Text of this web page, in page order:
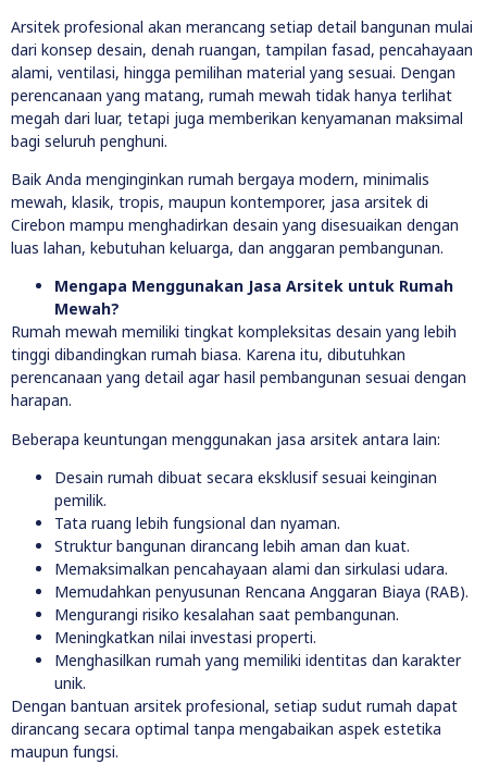
Arsitek profesional akan merancang setiap detail bangunan mulai
dari konsep desain, denah ruangan, tampilan fasad, pencahayaan
alami, ventilasi, hingga pemilihan material yang sesuai. Dengan
perencanaan yang matang, rumah mewah tidak hanya terlihat
megah dari luar, tetapi juga memberikan kenyamanan maksimal
bagi seluruh penghuni.
Baik Anda menginginkan rumah bergaya modern, minimalis
mewah, klasik, tropis, maupun kontemporer, jasa arsitek di
Cirebon mampu menghadirkan desain yang disesuaikan dengan
luas lahan, kebutuhan keluarga, dan anggaran pembangunan.
Mengapa Menggunakan Jasa Arsitek untuk Rumah
Mewah?
Rumah mewah memiliki tingkat kompleksitas desain yang lebih
tinggi dibandingkan rumah biasa. Karena itu, dibutuhkan
perencanaan yang detail agar hasil pembangunan sesuai dengan
harapan.
Beberapa keuntungan menggunakan jasa arsitek antara lain:
Desain rumah dibuat secara eksklusif sesuai keinginan
pemilik.
Tata ruang lebih fungsional dan nyaman.
Struktur bangunan dirancang lebih aman dan kuat.
Memaksimalkan pencahayaan alami dan sirkulasi udara.
Memudahkan penyusunan Rencana Anggaran Biaya (RAB).
Mengurangi risiko kesalahan saat pembangunan.
Meningkatkan nilai investasi properti.
Menghasilkan rumah yang memiliki identitas dan karakter
unik.
Dengan bantuan arsitek profesional, setiap sudut rumah dapat
dirancang secara optimal tanpa mengabaikan aspek estetika
maupun fungsi.